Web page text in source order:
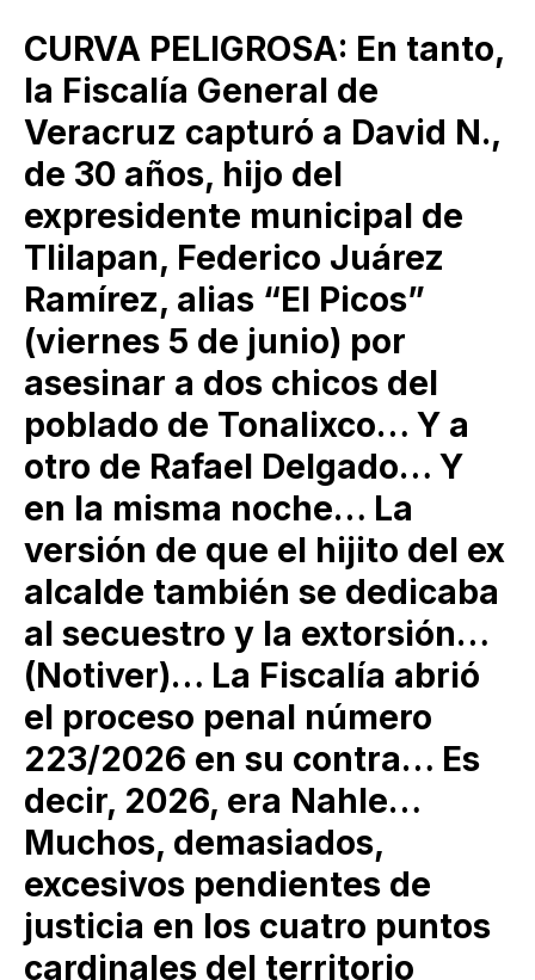
CURVA PELIGROSA: En tanto,
la Fiscalía General de
Veracruz capturó a David N.,
de 30 años, hijo del
expresidente municipal de
Tlilapan, Federico Juárez
Ramírez, alias “El Picos”
(viernes 5 de junio) por
asesinar a dos chicos del
poblado de Tonalixco… Y a
otro de Rafael Delgado… Y
en la misma noche… La
versión de que el hijito del ex
alcalde también se dedicaba
al secuestro y la extorsión…
(Notiver)… La Fiscalía abrió
el proceso penal número
223/2026 en su contra… Es
decir, 2026, era Nahle…
Muchos, demasiados,
excesivos pendientes de
justicia en los cuatro puntos
cardinales del territorio